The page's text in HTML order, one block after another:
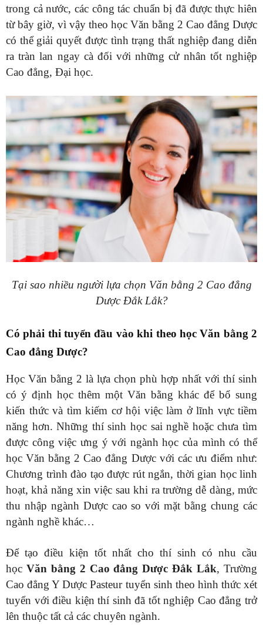
trong cả nước, các công tác chuẩn bị đã được thực hiên
từ bây giờ, vì vậy theo học Văn bằng 2 Cao đẳng Dược
có thể giải quyết được tình trạng thất nghiệp đang diễn
ra tràn lan ngay cà đối với những cử nhân tốt nghiệp
Cao đẳng, Đại học.
Tại sao nhiều người lựa chọn Văn bằng 2 Cao đẳng
Dược Đắk Lắk?
Có phải thi tuyển đầu vào khi theo học Văn bằng 2
Cao đẳng Dược?
Học Văn bằng 2 là lựa chọn phù hợp nhất với thí sinh
có ý định học thêm một Văn bằng khác để bổ sung
kiến thức và tìm kiếm cơ hội việc làm ở lĩnh vực tiềm
năng hơn. Những thí sinh học sai nghề hoặc chưa tìm
được công việc ưng ý với ngành học của mình có thể
học Văn bằng 2 Cao đẳng Dược với các ưu điểm như:
Chương trình đào tạo được rút ngắn, thời gian học linh
hoạt, khả năng xin việc sau khi ra trường dễ dàng, mức
thu nhập ngành Dược cao so với mặt bằng chung các
ngành nghề khác…
Để tạo điều kiện tốt nhất cho thí sinh có nhu cầu
học Văn bằng 2 Cao đẳng Dược Đắk Lắk, Trường
Cao đẳng Y Dược Pasteur tuyển sinh theo hình thức xét
tuyển với điều kiện thí sinh đã tốt nghiệp Cao đẳng trở
lên thuộc tất cả các chuyên ngành.